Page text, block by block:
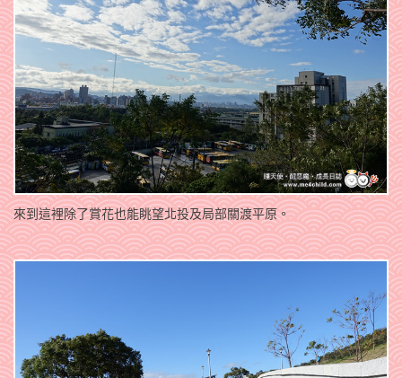
來到這裡除了賞花也能眺望北投及局部關渡平原。